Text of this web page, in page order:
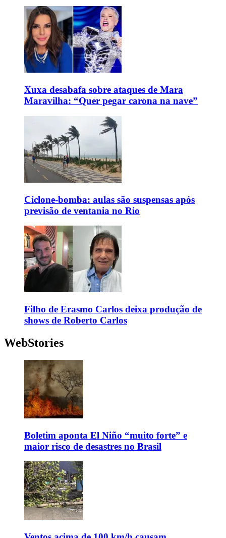
Xuxa desabafa sobre ataques de Mara
Maravilha: “Quer pegar carona na nave”
Ciclone-bomba: aulas são suspensas após
previsão de ventania no Rio
Filho de Erasmo Carlos deixa produção de
shows de Roberto Carlos
WebStories
Boletim aponta El Niño “muito forte” e
maior risco de desastres no Brasil